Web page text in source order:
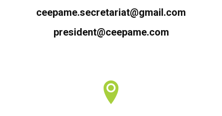
ceepame.secretariat@gmail.com
president@ceepame.com